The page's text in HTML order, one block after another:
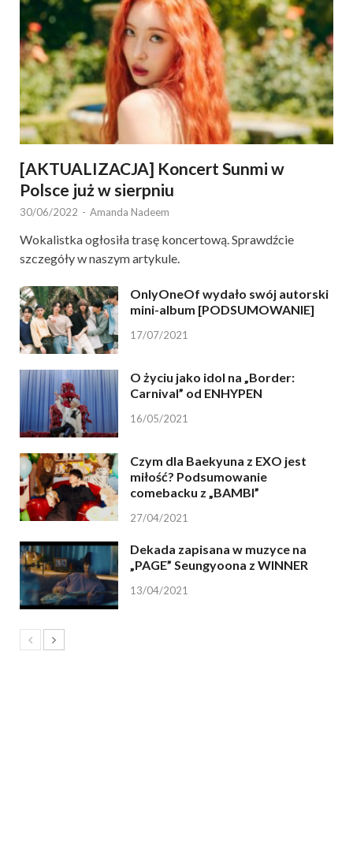
[AKTUALIZACJA] Koncert Sunmi w
Polsce już w sierpniu
30/06/2022 - Amanda Nadeem
Wokalistka ogłosiła trasę koncertową. Sprawdźcie
szczegóły w naszym artykule.
OnlyOneOf wydało swój autorski
mini-album [PODSUMOWANIE]
17/07/2021
O życiu jako idol na „Border:
Carnival” od ENHYPEN
16/05/2021
Czym dla Baekyuna z EXO jest
miłość? Podsumowanie
comebacku z „BAMBI”
27/04/2021
Dekada zapisana w muzyce na
„PAGE” Seungyoona z WINNER
13/04/2021